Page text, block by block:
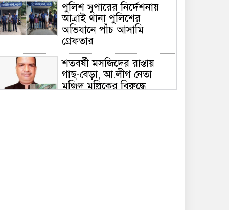
পুলিশ সুপারের নির্দেশনায়
আত্রাই থানা পুলিশের
অভিযানে পাঁচ আসামি
গ্রেফতার
শতবর্ষী মসজিদের রাস্তায়
গাছ-বেড়া, আ.লীগ নেতা
মজিদ মল্লিকের বিরুদ্ধে